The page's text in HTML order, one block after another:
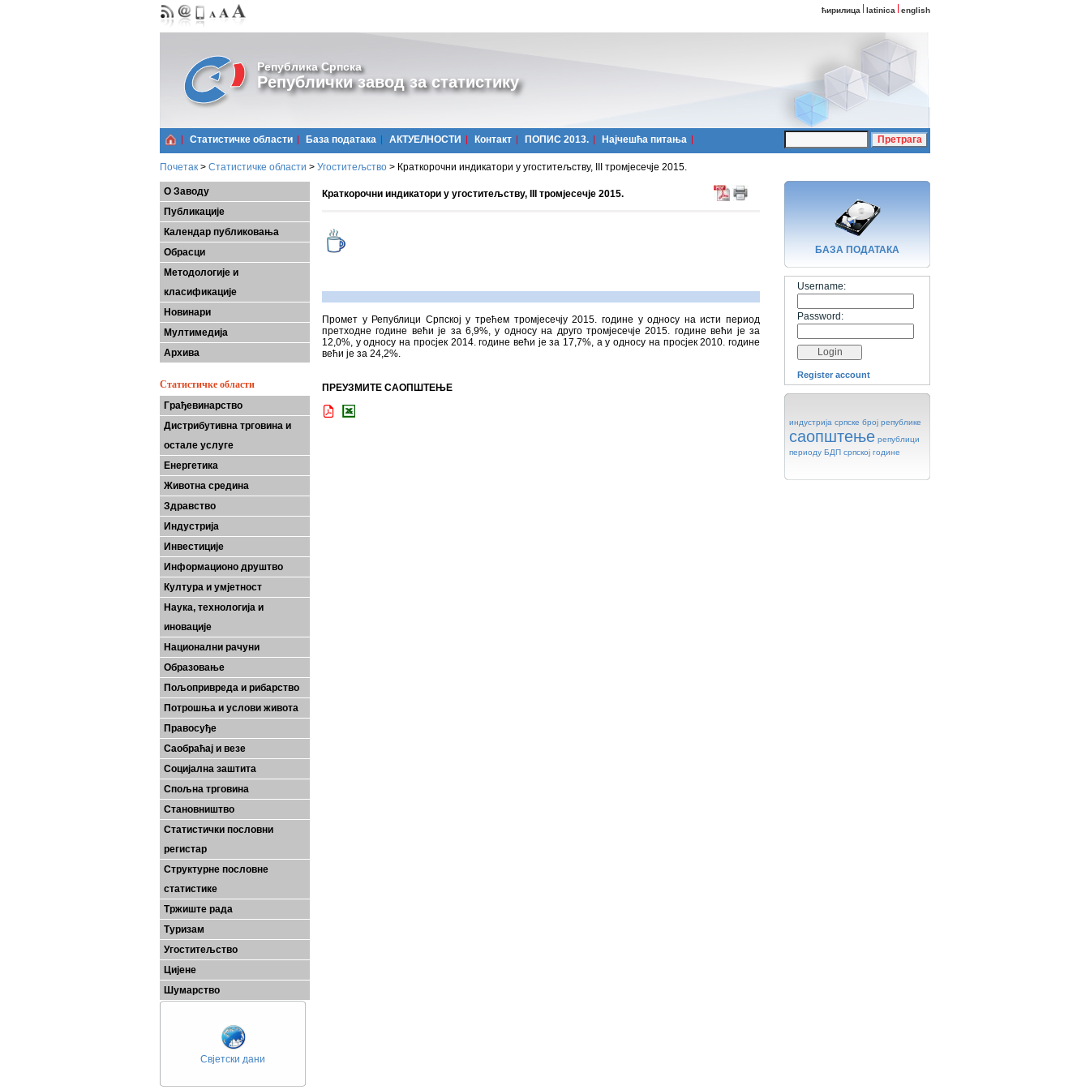
ћирилица latinica english
Република Српска
Републички завод за статистику
Статистичке области Базa података АКТУЕЛНОСТИ Контакт ПОПИС 2013. Најчешћa питања
Почетак > Статистичке области > Угоститељство > Краткорочни индикатори у угоститељству, III тромјесечје 2015.
О Заводу
Публикације
Календар публиковања
Обрасци
Методологије и
класификације
Новинари
Мултимедија
Архива
Статистичке области
Грађевинарство
Дистрибутивна трговина и
остале услуге
Енергетика
Животна средина
Здравство
Индустрија
Инвестиције
Информационо друштво
Култура и умјетност
Наука, технологија и
иновације
Национални рачуни
Образовање
Пољопривреда и рибарство
Потрошња и услови живота
Правосуђе
Саобраћај и везе
Социјална заштита
Спољна трговина
Становништво
Статистички пословни
регистар
Структурне пословне
статистике
Тржиште рада
Туризам
Угоститељство
Цијене
Шумарство
Свјетски дани
Краткорочни индикатори у угоститељству, III тромјесечје 2015.
Промет у Републици Српској у трећем тромјесечју 2015. године у односу на исти период
претходне године већи је за 6,9%, у односу на друго тромјесечјe 2015. године већи је за
12,0%, у односу на просјек 2014. године већи је за 17,7%, а у односу на просјек 2010. године
већи je за 24,2%.
ПРЕУЗМИТЕ САОПШТЕЊЕ
БАЗA ПОДАТАКА
Username:
Password:
Register account
индустрија српске број републике
саопштење републици
периоду БДП српској године